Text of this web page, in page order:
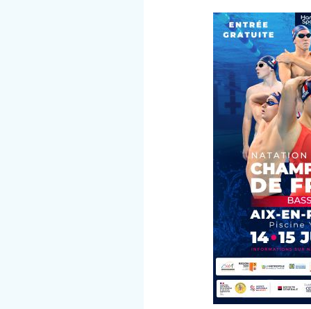
2025
Aix
en
Provence
INSCRIPTIONS
OUVERTES